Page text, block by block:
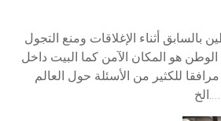
الوطن هو المكان الآمن كما البيت داخل
للكثير من الأسئلة حول العالم